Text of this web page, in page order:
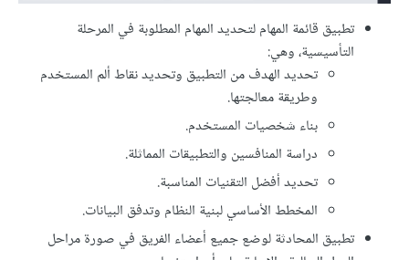
تطبيق قائمة المهام لتحديد المهام المطلوبة في المرحلة
التأسيسية، وهي:
تحديد الهدف من التطبيق وتحديد نقاط ألم المستخدم
وطريقة معالجتها.
بناء شخصيات المستخدم.
دراسة المنافسين والتطبيقات المماثلة.
تحديد أفضل التقنيات المناسبة.
المخطط الأساسي لبنية النظام وتدفق البيانات.
تطبيق المحادثة لوضع جميع أعضاء الفريق في صورة مراحل